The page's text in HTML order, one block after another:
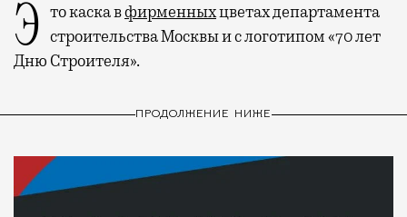
Это каска вфирменныхцветах департамента
строительства Москвы и с логотипом «70 лет
Дню Строителя».
ПРОДОЛЖЕНИЕ НИЖЕ